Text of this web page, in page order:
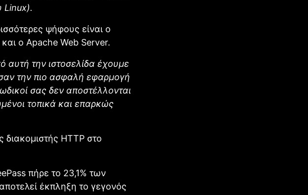
Linux).
ψήφους είναι ο
ο Apache Web Server.
την ιστοσελίδα έχουμε
την πιο ασφαλή εφαρμογή
σας δεν αποστέλλονται
τοπικά και επαρκώς
HTTP στο
πήρε το 23,1% των
έκπληξη το γεγονός